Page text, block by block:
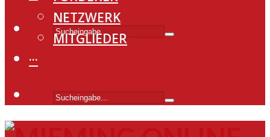
NETZWERK
MITGLIEDER
···